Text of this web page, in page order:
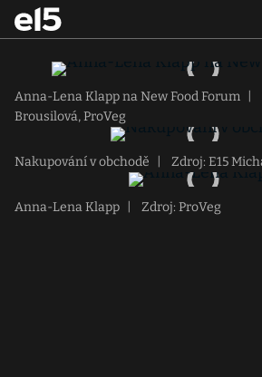
Anna-Lena Klapp na New Food Forum
Brousilová, ProVeg
Nakupování v obchodě Zdroj: E15
Anna-Lena Klapp Zdroj: ProVeg